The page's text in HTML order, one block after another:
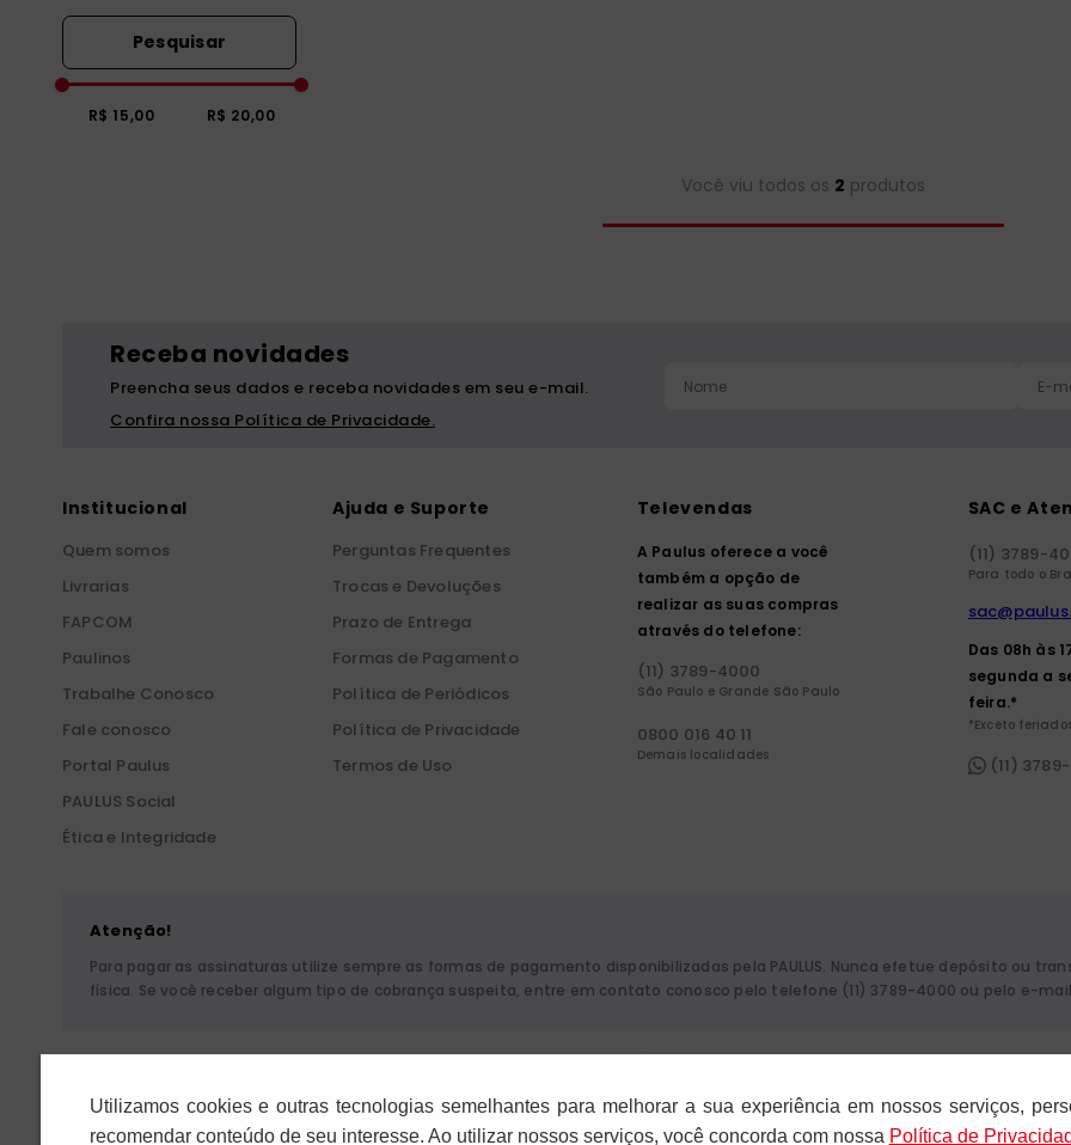
R$ 15,00 R$ 20,00
Você viu todos os 2 produtos
Receba novidades
Preencha seus dados e receba novidades em seu e-mail.
Confira nossa Política de Privacidade.
Institucional
Quem somos
Livrarias
FAPCOM
Paulinos
Trabalhe Conosco
Fale conosco
Portal Paulus
PAULUS Social
Ética e Integridade
Ajuda e Suporte
Perguntas Frequentes
Trocas e Devoluções
Prazo de Entrega
Formas de Pagamento
Política de Periódicos
Política de Privacidade
Termos de Uso
Televendas
A Paulus oferece a você
também a opção de
realizar as suas compras
através do telefone:
(11) 3789-4000
São Paulo e Grande São Paulo
0800 016 40 11
Demais localidades
SAC e
(11) 3789-
Para todo o
Das 08h às
segunda a
feira.*
*Exceto
(11)
Atenção!
Para pagar as assinaturas utilize sempre as formas de pagamento disponibilizadas pela PAULUS. Nunca efetue depósito ou
física. Se você receber algum tipo de cobrança suspeita, entre em contato conosco pelo telefone (11) 3789-4000 ou pelo e-mail
Utilizamos cookies e outras tecnologias semelhantes para melhorar a sua experiência em nossos serviços,
recomendar conteúdo de seu interesse. Ao utilizar nossos serviços, você concorda com nossa Polí­tica de